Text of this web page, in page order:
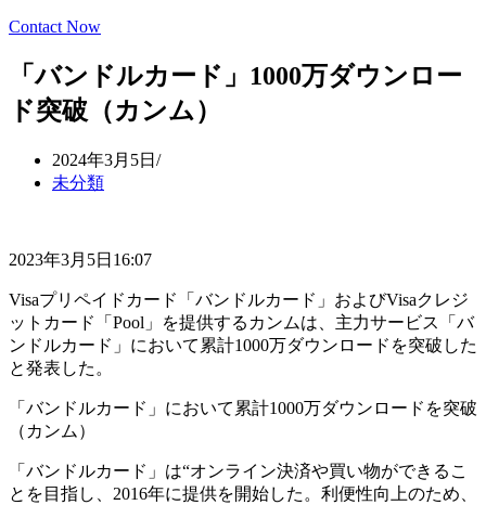
Contact Now
「バンドルカード」1000万ダウンロー
ド突破（カンム）
2024年3月5日
未分類
2023年3月5日16:07
Visaプリペイドカード「バンドルカード」およびVisaクレジ
ットカード「Pool」を提供するカンムは、主力サービス「バ
ンドルカード」において累計1000万ダウンロードを突破した
と発表した。
「バンドルカード」において累計1000万ダウンロードを突破
（カンム）
「バンドルカード」は“オンライン決済や買い物ができるこ
とを目指し、2016年に提供を開始した。利便性向上のため、